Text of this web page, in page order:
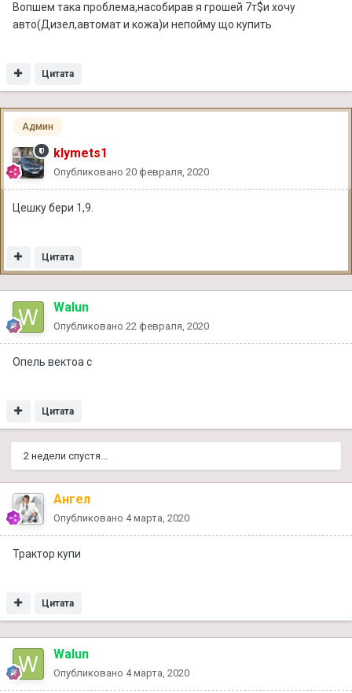
Вопшем така проблема,насобирав я грошей 7т$и хочу
авто(Дизел,автомат и кожа)и непойму що купить
Цитата
Админ
klymets1
Опубликовано 20 февраля, 2020
Цешку бери 1,9.
Цитата
Walun
Опубликовано 22 февраля, 2020
Опель вектоа с
Цитата
2 недели спустя...
Ангел
Опубликовано 4 марта, 2020
Трактор купи
Цитата
Walun
Опубликовано 4 марта, 2020